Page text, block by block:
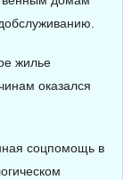
жилье
оказался
соцпомощь в